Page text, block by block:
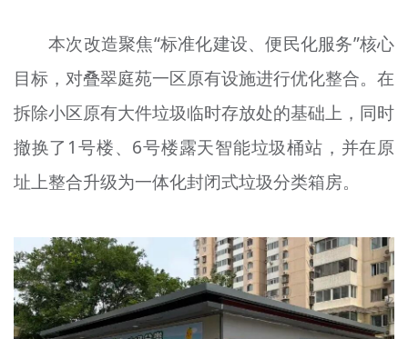
宣传思想文化人才
专题
资料库
+
本次改造聚焦“标准化建设、便民化服务”核心
目标，对叠翠庭苑一区原有设施进行优化整合。在
拆除小区原有大件垃圾临时存放处的基础上，同时
撤换了1号楼、6号楼露天智能垃圾桶站，并在原
址上整合升级为一体化封闭式垃圾分类箱房。